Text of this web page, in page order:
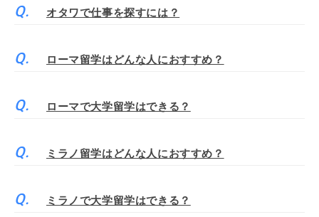
オタワで仕事を探すには？
ローマ留学はどんな人におすすめ？
ローマで大学留学はできる？
ミラノ留学はどんな人におすすめ？
ミラノで大学留学はできる？